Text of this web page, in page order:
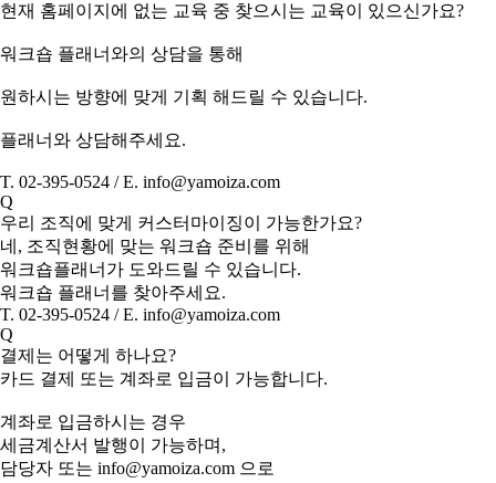
현재 홈페이지에 없는 교육 중 찾으시는 교육이 있으신가요?
워크숍 플래너와의 상담을 통해
원하시는 방향에 맞게 기획 해드릴 수 있습니다.
플래너와 상담해주세요.
T. 02-395-0524 / E. info@yamoiza.com
Q
우리 조직에 맞게 커스터마이징이 가능한가요?
네, 조직현황에 맞는 워크숍 준비를 위해
워크숍플래너가 도와드릴 수 있습니다.
워크숍 플래너를 찾아주세요.
T. 02-395-0524 / E. info@yamoiza.com
Q
결제는 어떻게 하나요?
카드 결제 또는 계좌로 입금이 가능합니다.
계좌로 입금하시는 경우
세금계산서 발행이 가능하며,
담당자 또는 info@yamoiza.com 으로